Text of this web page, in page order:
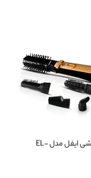
سشوار چرخشی ایفل مدل EL-